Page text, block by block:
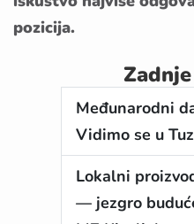
pozicija.
Međunarodni
Vidimo se u
Lokalni
— jezgro